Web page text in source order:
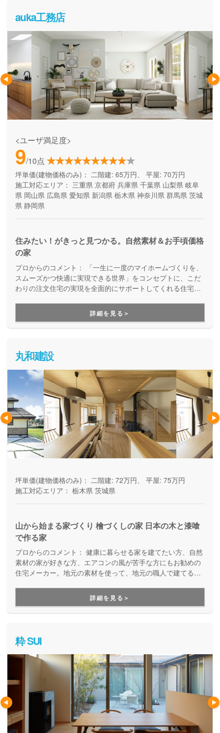
auka工務店
<ユーザ満足度>
9/10点
坪単価(建物価格のみ)： 二階建: 65万円、 平屋: 70万円
施工対応エリア： 三重県 京都府 兵庫県 千葉県 山梨県 岐阜
県 岡山県 広島県 愛知県 新潟県 栃木県 神奈川県 群馬県 茨城
県 静岡県
住みたい！がきっと見つかる。自然素材＆お手頃価格
の家
プロからのコメント：
「一生に一度のマイホームづくりを、
スムーズかつ快適に実現できる世界」をコンセプトに、こだ
わりの注文住宅の実現を全面的にサポートしてくれる住宅メ
耐久の安心快適な住まいづくり、暮らし始めた後のメンテナ
ンスや将来的なリフォームのことまで、まるっとお任せいた
だけます。
詳細を見る＞
丸和建設
坪単価(建物価格のみ)： 二階建: 72万円、 平屋: 75万円
施工対応エリア： 栃木県 茨城県
山から始まる家づくり 檜づくしの家 日本の木と漆喰
で作る家
プロからのコメント： 健康に暮らせる家を建てたい方、自然
素材の家が好きな方、エアコンの風が苦手な方にもお勧めの
住宅メーカー。地元の素材を使って、地元の職人で建てる、
との同居世帯など、特に健康的に暮らしたいご家庭に好評で
す。
詳細を見る＞
粋 SUI